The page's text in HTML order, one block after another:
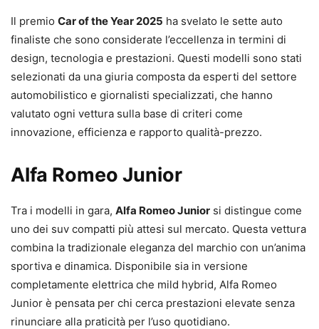
Il premio Car of the Year 2025 ha svelato le sette auto
finaliste che sono considerate l’eccellenza in termini di
design, tecnologia e prestazioni. Questi modelli sono stati
selezionati da una giuria composta da esperti del settore
automobilistico e giornalisti specializzati, che hanno
valutato ogni vettura sulla base di criteri come
innovazione, efficienza e rapporto qualità-prezzo.
Alfa Romeo Junior
Tra i modelli in gara, Alfa Romeo Junior si distingue come
uno dei suv compatti più attesi sul mercato. Questa vettura
combina la tradizionale eleganza del marchio con un’anima
sportiva e dinamica. Disponibile sia in versione
completamente elettrica che mild hybrid, Alfa Romeo
Junior è pensata per chi cerca prestazioni elevate senza
rinunciare alla praticità per l’uso quotidiano.